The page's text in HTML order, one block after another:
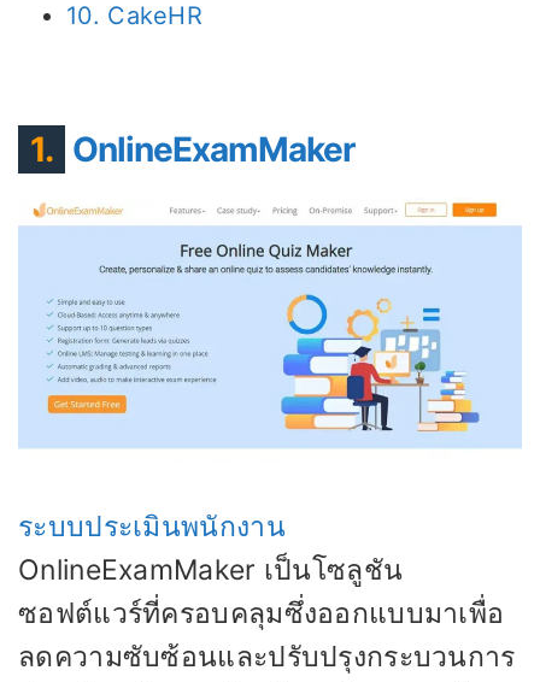
10. CakeHR
1. OnlineExamMaker
ระบบประเมินพนักงาน
OnlineExamMaker เป็นโซลูชัน
ซอฟต์แวร์ที่ครอบคลุมซึ่งออกแบบมาเพื่อ
ลดความซับซ้อนและปรับปรุงกระบวนการ